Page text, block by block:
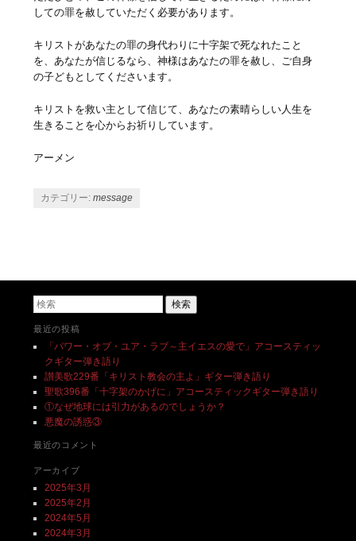
しての罪を赦していただく必要があります。
キリストがあなたの罪の身代わりに十字架で死なれたこと
を、あなたが信じるなら、神様はあなたの罪を赦し、ご自身
の子どもとしてくださいます。
キリストを救い主として信じて、あなたの素晴らしい人生を
生きることを心からお祈りしています。
アーメン
カテゴリー:message
検索
最近の投稿
「パワー・オブ・ユア・ラブ～主イエスの愛で」アコースティッ
クギター弾き語り
讃美歌229番「キリスト教会の主よ」ギター弾き語り
聖歌396番「十字架のかげに」アコースティックギター弾き語り
①なぜ地球には引力があるのでしょうか？
悪魔の誘惑③
最近のコメント
アーカイブ
2025年3月
2025年2月
2024年5月
2024年3月